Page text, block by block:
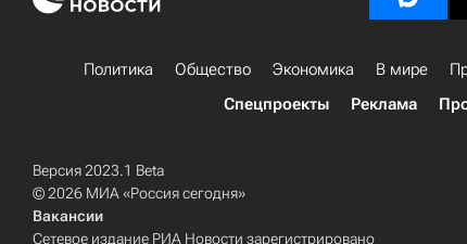
Политика Общество Экономика В мире
Спецпроекты
Реклама
Версия 2023.1 Beta
© 2026 МИА «Россия сегодня»
Вакансии
Сетевое издание РИА Новости зарегистрировано